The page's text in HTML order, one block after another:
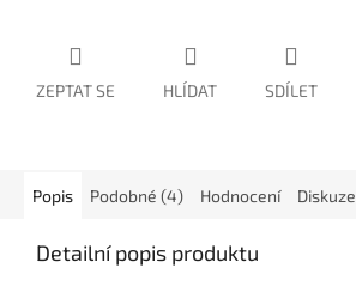
ZEPTAT SE HLÍDAT SDÍLET
Popis Podobné (4) Hodnocení Diskuze
Detailní popis produktu